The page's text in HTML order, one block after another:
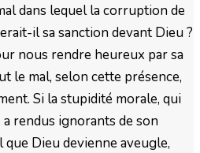
dans lequel la corruption de
il sa sanction devant Dieu ?
nous rendre heureux par sa
le mal, selon cette présence,
Si la stupidité morale, qui
a rendus ignorants de son
Dieu devienne aveugle,